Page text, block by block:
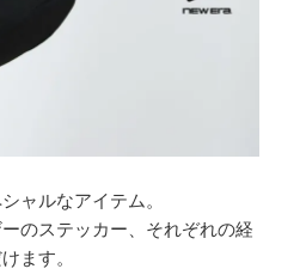
ャルなアイテム。
のステッカー、それぞれの経
ます。